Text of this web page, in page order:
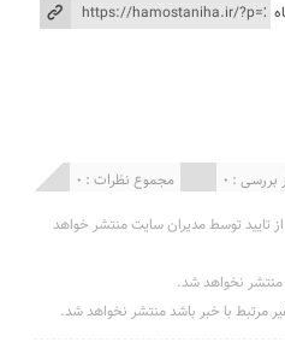
مجموع نظرات : 0 بررسی : 0
توسط مدیران سایت منتشر خواهد
منتشر نخواهد شد.
مرتبط با خبر باشد منتشر نخواهد شد.